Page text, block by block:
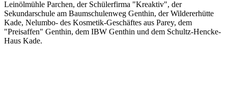
Leinölmühle Parchen, der Schülerfirma "Kreaktiv", der
Sekundarschule am Baumschulenweg Genthin, der Wildererhütte
Kade, Nelumbo- des Kosmetik-Geschäftes aus Parey, dem
"Preisaffen" Genthin, dem IBW Genthin und dem Schultz-Hencke-
Haus Kade.